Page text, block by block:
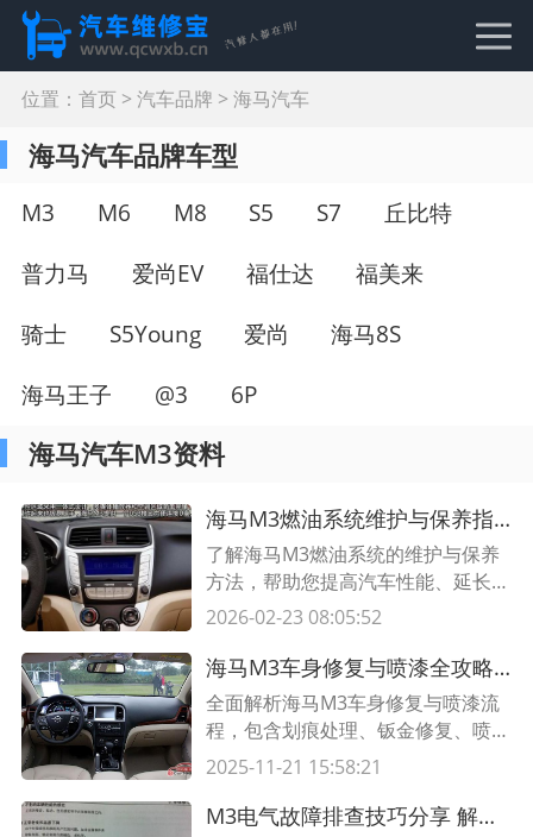
位置： 首页> 汽车品牌 > 海马汽车
海马汽车品牌车型
M3 M6 M8 S5 S7
丘比特
普力马
爱尚EV 福仕达
福美来
骑士
S5Young 爱尚
海马8S
海马王子
@3 6P
海马汽车M3资料
海马M3燃油系统维护与保养指南 提升汽车性能与节省燃油成本的关键
了解海马M3燃油系统的维护与保养
方法，帮助您提高汽车性能、延长燃
油寿命，以及降低燃油成本。通过本
喷射器、更换燃油过滤器，并掌握关
键的维护技巧。
2026-02-23 08:05:52
海马M3车身修复与喷漆全攻略 步骤详解+成本参考
全面解析海马M3车身修复与喷漆流
程，包含划痕处理、钣金修复、喷漆
技巧及费用参考，附详细操作表格，
2025-11-21 15:58:21
M3电气故障排查技巧分享 解密电气故障排查的专业技巧